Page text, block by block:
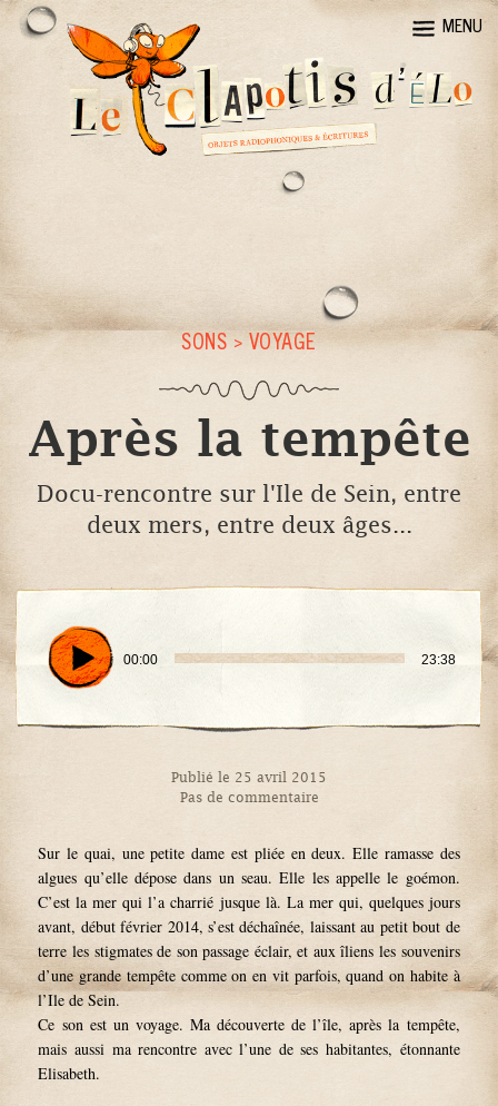
MENU
SONS > VOYAGE
Après la tempête
Docu-rencontre sur l'Ile de Sein, entre
deux mers, entre deux âges...
00:00 23:38
Publié le 25 avril 2015
Pas de commentaire
Sur le quai, une petite dame est pliée en deux. Elle ramasse des
algues qu’elle dépose dans un seau. Elle les appelle le goémon.
C’est la mer qui l’a charrié jusque là. La mer qui, quelques jours
avant, début février 2014, s’est déchaînée, laissant au petit bout de
terre les stigmates de son passage éclair, et aux îliens les souvenirs
d’une grande tempête comme on en vit parfois, quand on habite à
l’Ile de Sein.
Ce son est un voyage. Ma découverte de l’île, après la tempête,
mais aussi ma rencontre avec l’une de ses habitantes, étonnante
Elisabeth.